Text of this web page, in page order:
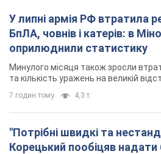
У липні армія РФ втратила
БпЛА, човнів і катерів: в
оприлюднили статистику
Минулого місяця також зросли
та кількість уражень на великій
7 годин тому 4,3 т.
"Потрібні швидкі та
Корецький пообіцяв надати